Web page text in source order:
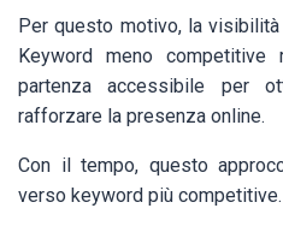
Per questo motivo, la
Keyword meno competitive
partenza accessibile per
rafforzare la presenza online.
Con il tempo, questo
verso keyword più competitive.